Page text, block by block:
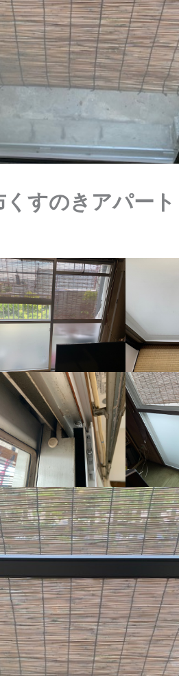
すのきアパート